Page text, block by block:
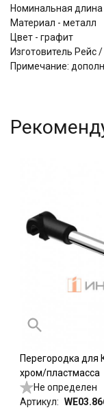
Номинальная
Материал - металл
Цвет - графит
Изготовитель Рейс
Примечание:
Перегородка для
хром/пластмасса
Не определен
Артикул: